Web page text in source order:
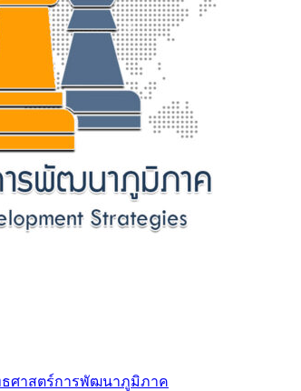
ศาสตร์การพัฒนาภูมิภาค